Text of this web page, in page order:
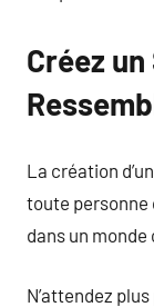
Créez
La création
toute personne
dans un
N’attendez